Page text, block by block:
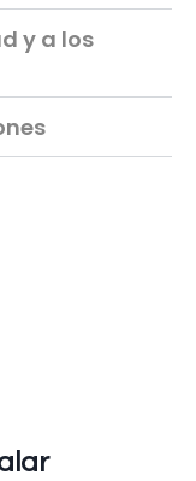
y a los